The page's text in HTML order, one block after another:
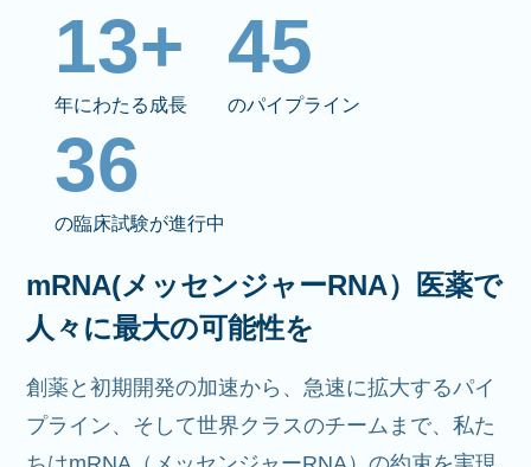
13+
年にわたる成長
45
のパイプライン
36
の臨床試験が進行中
mRNA(メッセンジャーRNA）医薬で
人々に最大の可能性を
創薬と初期開発の加速から、急速に拡大するパイ
プライン、そして世界クラスのチームまで、私た